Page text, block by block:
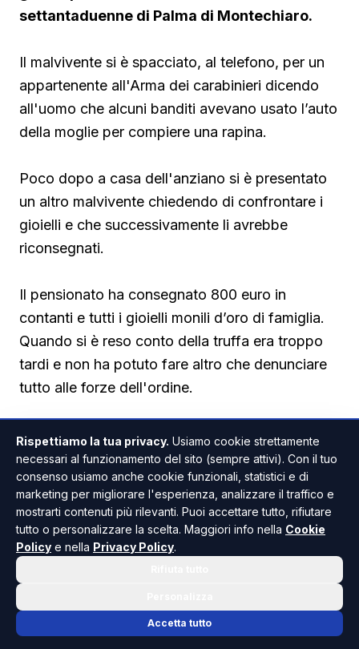
settantaduenne di Palma di Montechiaro.
Il malvivente si è spacciato, al telefono, per un
appartenente all'Arma dei carabinieri dicendo
all'uomo che alcuni banditi avevano usato l’auto
della moglie per compiere una rapina.
Poco dopo a casa dell'anziano si è presentato
un altro malvivente chiedendo di confrontare i
gioielli e che successivamente li avrebbe
riconsegnati.
Il pensionato ha consegnato 800 euro in
contanti e tutti i gioielli monili d’oro di famiglia.
Quando si è reso conto della truffa era troppo
tardi e non ha potuto fare altro che denunciare
tutto alle forze dell'ordine.
ANCHE IN PALMA DI MONTECHIARO
Rispettiamo la tua privacy. Usiamo cookie strettamente
necessari al funzionamento del sito (sempre attivi). Con il tuo
consenso usiamo anche cookie funzionali, statistici e di
marketing per migliorare l'esperienza, analizzare il traffico e
mostrarti contenuti più rilevanti. Puoi accettare tutto, rifiutare
tutto o personalizzare la scelta. Maggiori info nella Cookie
Policy e nella Privacy Policy.
Accetta tutto